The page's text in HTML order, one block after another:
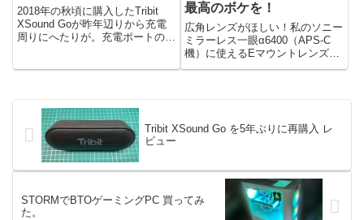
2018年の秋頃に購入したTribit
XSound Goが昨年辺りから充電
周りにへたりが。充電ポートの
最高のボケを！
広角レンズがほしい！私のソニー
ミラーレス一眼α6400（APS-C
機）に使えるEマウントレンズは
ダブルズームキットについてきた
Tribit XSound Go を5年ぶりに再購入 レ
ビュー
STORMでBTOゲーミングPC 買ってみ
た。